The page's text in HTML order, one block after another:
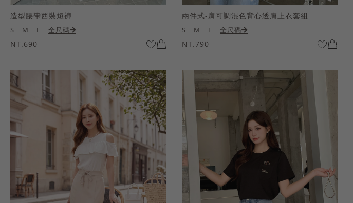
造型腰帶西裝短褲
S M L 全尺碼
NT.690
兩件式-肩可調混色背心透膚上衣套組
S M L 全尺碼
NT.790